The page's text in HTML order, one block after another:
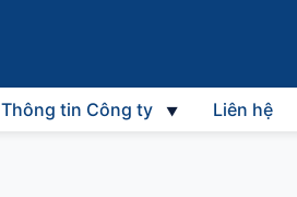
Thông tin Công ty Liên hệ